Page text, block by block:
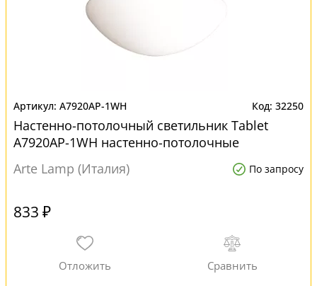
A7920AP-1WH 32250
Настенно-потолочный светильник Tablet
A7920AP-1WH настенно-потолочные
Arte Lamp (Италия)
По запросу
833 ₽